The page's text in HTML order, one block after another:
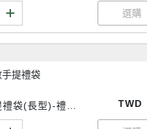
提禮袋
袋(長型)-禮盒
TWD